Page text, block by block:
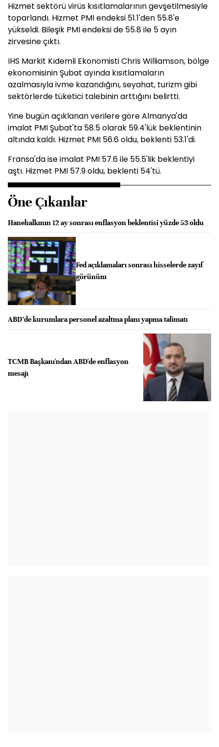
Hizmet sektörü virüs kısıtlamalarının gevşetilmesiyle
toparlandı. Hizmet PMI endeksi 51.1'den 55.8'e
yükseldi. Bileşik PMI endeksi de 55.8 ile 5 ayın
zirvesine çıktı.
IHS Markit Kıdemli Ekonomisti Chris Williamson, bölge
ekonomisinin Şubat ayında kısıtlamaların
azalmasıyla ivme kazandığını, seyahat, turizm gibi
sektörlerde tüketici talebinin arttığını belirtti.
Yine bugün açıklanan verilere göre Almanya'da
imalat PMI Şubat'ta 58.5 olarak 59.4'lük beklentinin
altında kaldı. Hizmet PMI 56.6 oldu, beklenti 53.1'di.
Fransa'da ise imalat PMI 57.6 ile 55.5'lik beklentiyi
aştı. Hizmet PMI 57.9 oldu, beklenti 54'tü.
Öne Çıkanlar
Hanehalkının 12 ay sonrası enflasyon beklentisi yüzde 53 oldu
Fed açıklamaları sonrası hisselerde zayıf
görünüm
ABD’de kurumlara personel azaltma planı yapma talimatı
TCMB Başkanı'ndan ABD'de enflasyon
mesajı